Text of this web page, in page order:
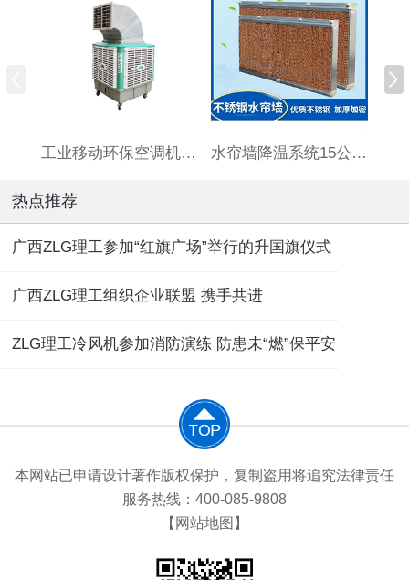
工业移动环保空调机HBCS180连体水箱 水帘墙降温系统15公分厚标准7090订制湿帘墙养殖场大棚铝合金
热点推荐
广西ZLG理工参加“红旗广场”举行的升国旗仪式
广西ZLG理工组织企业联盟 携手共进
ZLG理工冷风机参加消防演练 防患未“燃”保平安
本网站已申请设计著作版权保护，复制盗用将追究法律责任
服务热线：400-085-9808
【网站地图】